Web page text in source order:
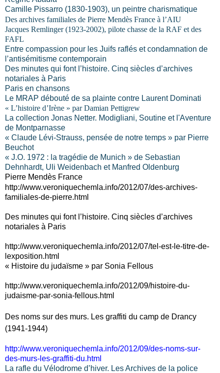
Camille Pissarro (1830-1903), un peintre charismatique
Des archives familiales de Pierre Mendès France à l’AIU
Jacques Remlinger (1923-2002), pilote chasse de la RAF et des
FAFL
Entre compassion pour les Juifs raflés et condamnation de
l’antisémitisme contemporain
Des minutes qui font l’histoire. Cinq siècles d’archives
notariales à Paris
Paris en chansons
Le MRAP débouté de sa plainte contre Laurent Dominati
« L’histoire d’Irène » par Damian Pettigrew
La collection Jonas Netter. Modigliani, Soutine et l'Aventure
de Montparnasse
« Claude Lévi-Strauss, pensée de notre temps » par Pierre
Beuchot
« J.O. 1972 : la tragédie de Munich » de Sebastian
Dehnhardt, Uli Weidenbach et Manfred Oldenburg
Pierre Mendès France
http://www.veroniquechemla.info/2012/07/des-archives-
familiales-de-pierre.html
Des minutes qui font l’histoire. Cinq siècles d’archives
notariales à Paris
http://www.veroniquechemla.info/2012/07/tel-est-le-titre-de-
lexposition.html
« Histoire du judaïsme » par Sonia Fellous
http://www.veroniquechemla.info/2012/09/histoire-du-
judaisme-par-sonia-fellous.html
Des noms sur des murs. Les graffiti du camp de Drancy
(1941-1944)
http://www.veroniquechemla.info/2012/09/des-noms-sur-
des-murs-les-graffiti-du.html
La rafle du Vélodrome d’hiver. Les Archives de la police